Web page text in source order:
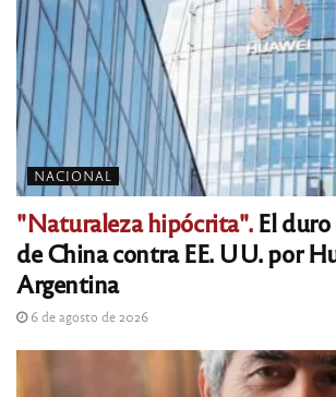
NACIONAL
"Naturaleza hipócrita".El duro
de China contra EE. UU. por
Argentina
6 de agosto de 2026